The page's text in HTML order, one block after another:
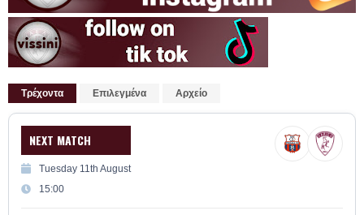
Τρέχοντα Επιλεγμένα Αρχείο
NEXT MATCH
Tuesday 11th August
15:00